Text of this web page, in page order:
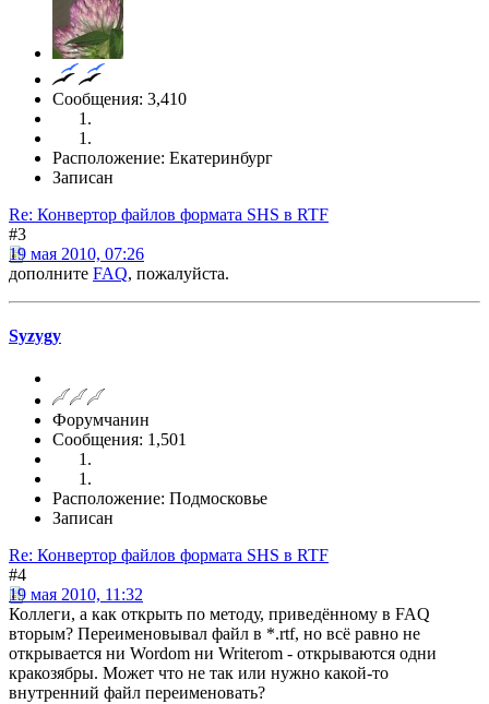
Сообщения: 3,410
Расположение: Екатеринбург
Записан
Re: Конвертор файлов формата SHS в RTF
#3
19 мая 2010, 07:26
дополните FAQ, пожалуйста.
Syzygy
Форумчанин
Сообщения: 1,501
Расположение: Подмосковье
Записан
Re: Конвертор файлов формата SHS в RTF
#4
19 мая 2010, 11:32
Коллеги, а как открыть по методу, приведённому в FAQ
вторым? Переименовывал файл в *.rtf, но всё равно не
открывается ни Wordom ни Writerom - открываются одни
кракозябры. Может что не так или нужно какой-то
внутренний файл переименовать?